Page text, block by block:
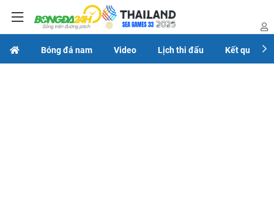
Bóng đá nam Video Lịch thi đấu Kết quả